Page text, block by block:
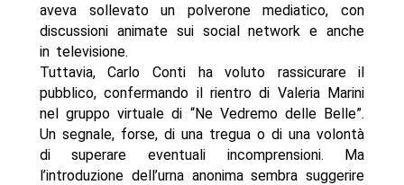
aveva sollevato un polverone mediatico, con
discussioni animate sui social network e anche
in televisione.
Tuttavia, Carlo Conti ha voluto rassicurare il
pubblico, confermando il rientro di Valeria Marini
nel gruppo virtuale di “Ne Vedremo delle Belle”.
Un segnale, forse, di una tregua o di una volontà
di superare eventuali incomprensioni. Ma
l’introduzione dell’urna anonima sembra suggerire